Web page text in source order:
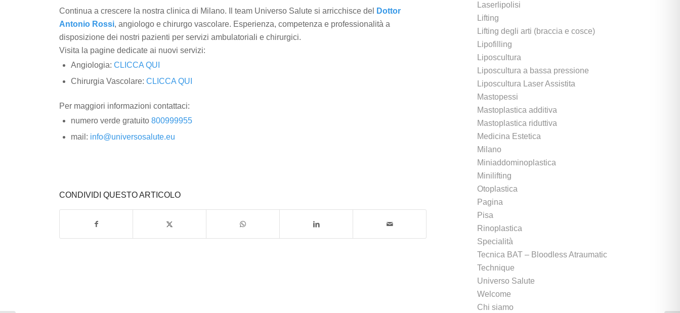
Continua a crescere la nostra clinica di Milano. Il team Universo Salute si arricchisce del
Dottor
Antonio Rossi, angiologo e chirurgo vascolare. Esperienza, competenza e professionalità a
disposizione dei nostri pazienti per servizi ambulatoriali e chirurgici.
Visita la pagine dedicate ai nuovi servizi:
Angiologia:CLICCA QUI
Chirurgia Vascolare:CLICCA QUI
Per maggiori informazioni contattaci:
numero verde gratuito800999955
mail: info@universosalute.eu
CONDIVIDI QUESTO ARTICOLO
Laserlipolisi
Lifting
Lifting degli arti (braccia e cosce)
Lipofilling
Liposcultura
Liposcultura a bassa pressione
Liposcultura Laser Assistita
Mastopessi
Mastoplastica additiva
Mastoplastica riduttiva
Medicina Estetica
Milano
Miniaddominoplastica
Minilifting
Otoplastica
Pagina
Pisa
Rinoplastica
Specialità
Tecnica BAT – Bloodless Atraumatic
Technique
Universo Salute
Welcome
Chi siamo